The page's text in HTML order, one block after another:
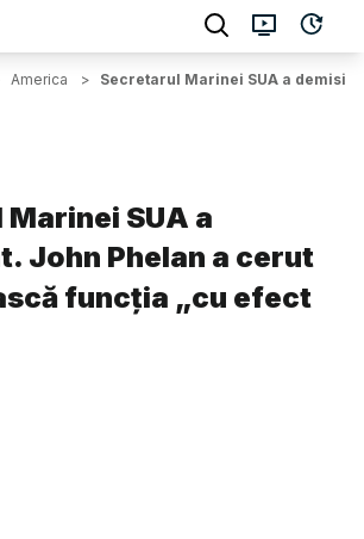
America > Secretarul Marinei SUA a
SUA a
John Phelan a cerut
funcția „cu efect